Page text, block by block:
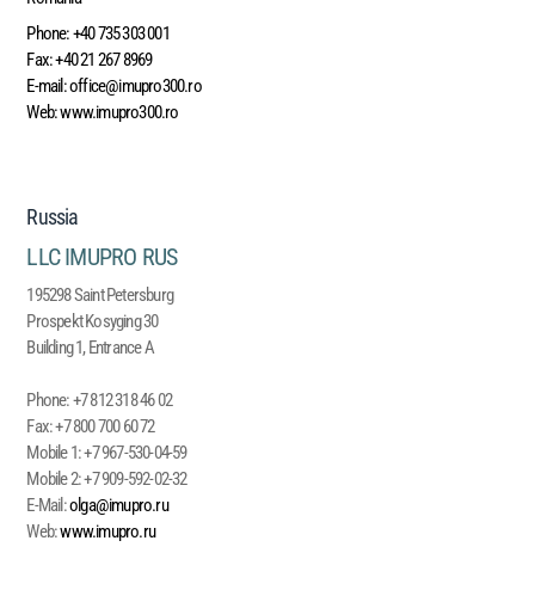
Phone:+40 735 303 001
Fax:+40 21 267 8969
E-mail:office@imupro300.ro
Web:www.imupro300.ro
Russia
LLC IMUPRO RUS
195298 Saint Petersburg
Prospekt Kosyging 30
Building 1, Entrance A
Phone:+7 812 318 46 02
Fax:+7 800 700 60 72
Mobile 1:+7 967-530-04-59
Mobile 2:+7 909-592-02-32
E-Mail:olga@imupro.ru
Web:www.imupro.ru